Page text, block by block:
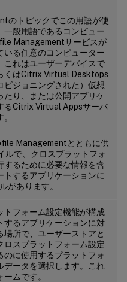
のトピックでこの用語が使
一般用語であるコンピュー
Managementサービスが
いる任意のコンピューター
これはユーザーデバイスで
くはCitrix Virtual Desktops
ビジョニングされた）仮想
たり、または公開アプリケ
るCitrix Virtual Appsサーバ
Managementとともに供
ルで、クロスプラットフォ
するために必要な情報を含
トするアプリケーションに
があります。
トフォーム設定機能が構成
するアプリケーションに対
場所で、ユーザーストアと
ロスプラットフォーム設定
のに使用するプラットフォ
データを選択します。これ
ムです。